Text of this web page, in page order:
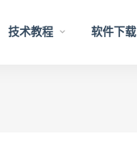
技术教程 软件下载